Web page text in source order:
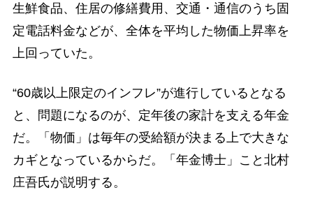
生鮮食品、住居の修繕費用、交通・通信のうち固
定電話料金などが、全体を平均した物価上昇率を
上回っていた。
“60歳以上限定のインフレ”が進行しているとなる
と、問題になるのが、定年後の家計を支える年金
だ。「物価」は毎年の受給額が決まる上で大きな
カギとなっているからだ。「年金博士」こと北村
庄吾氏が説明する。